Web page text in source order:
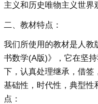
主义和历史唯物主义世界
二、教材特点：
我们所使用的教材是人教
书数学(A版)》，它在坚
下，认真处理继承，借签
基础性，时代性，典型性
点：